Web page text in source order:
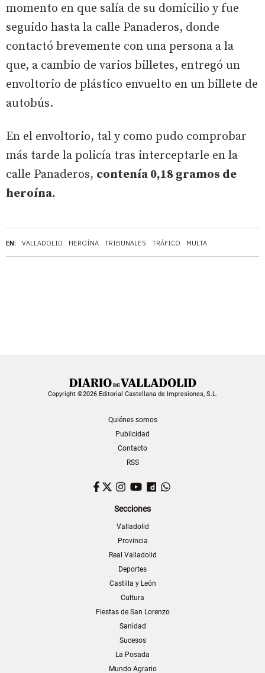
EN: VALLADOLID HEROÍNA TRIBUNALES TRÁFICO MULTA
momento en que salía de su domicilio y fue
seguido hasta la calle Panaderos, donde
contactó brevemente con una persona a la
que, a cambio de varios billetes, entregó un
envoltorio de plástico envuelto en un billete de
autobús.
En el envoltorio, tal y como pudo comprobar
más tarde la policía tras interceptarle en la
calle Panaderos, contenía 0,18 gramos de
heroína.
Copyright ©2026 Editorial Castellana de Impresiones, S.L.
Quiénes somos
Publicidad
Contacto
RSS
Facebook
TwitterInstagram
YouTubeDailymotion
Secciones
Valladolid
Provincia
Real Valladolid
Deportes
Castilla y León
Cultura
Fiestas de San Lorenzo
Sanidad
Sucesos
La Posada
Mundo Agrario